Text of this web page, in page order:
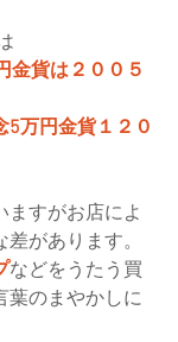
金貨は２００５
5万円金貨１２０
ますがお店によ
があります。
などをうたう買
葉のまやかしに